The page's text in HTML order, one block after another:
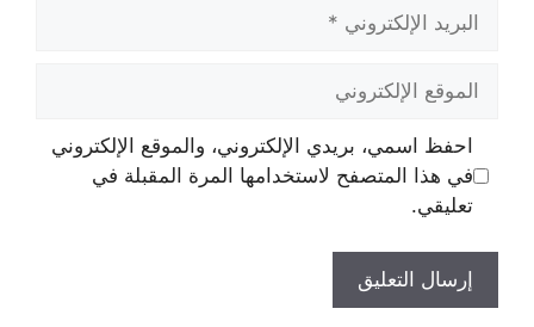
البريد
الإلكتروني
الموقع
الإلكتروني
احفظ اسمي، بريدي الإلكتروني، والموقع الإلكتروني
في هذا المتصفح لاستخدامها المرة المقبلة في
تعليقي.